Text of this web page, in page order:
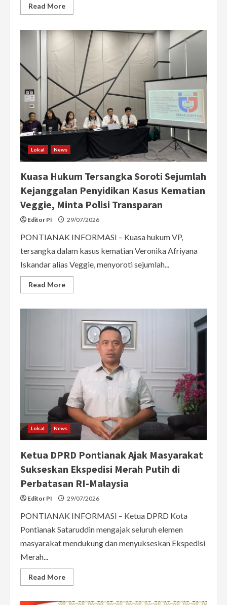
Read MoreRead
more
Muara
4,5
Terjerat
Jaring
Tambak
Warga
Sambas
Kini
Jalani
Rehabilitasi
Lokal News
Kuasa Hukum Tersangka Soroti Sejumlah
Kejanggalan Penyidikan Kasus Kematian
Veggie, Minta Polisi Transparan
Editor PI 29/07/2026
PONTIANAK INFORMASI – Kuasa hukum VP,
tersangka dalam kasus kematian Veronika Afriyana
Iskandar alias Veggie, menyoroti sejumlah...
Read MoreRead
more
Tersangka
Soroti
Sejumlah
Kejanggalan
Penyidikan
Veggie,
Minta
Polisi
Transparan
Lokal News
Ketua DPRD Pontianak Ajak Masyarakat
Sukseskan Ekspedisi Merah Putih di
Perbatasan RI-Malaysia
Editor PI 29/07/2026
PONTIANAK INFORMASI – Ketua DPRD Kota
Pontianak Sataruddin mengajak seluruh elemen
masyarakat mendukung dan menyukseskan Ekspedisi
Merah...
Read MoreRead
more